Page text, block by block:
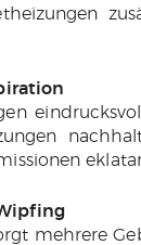
mehrere